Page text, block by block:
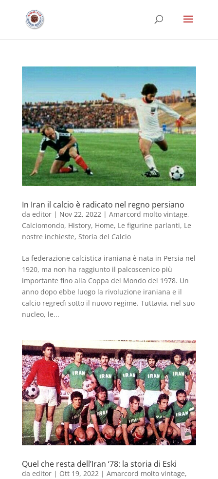
In Iran il calcio è radicato nel regno persiano
da editor| Nov 22, 2022| Amarcord molto vintage,
Calciomondo, History, Home, Le figurine parlanti, Le
nostre inchieste, Storia del Calcio
La federazione calcistica iraniana è nata in Persia nel
1920, ma non ha raggiunto il palcoscenico più
importante fino alla Coppa del Mondo del 1978. Un
anno dopo ebbe luogo la rivoluzione iraniana e il
calcio regredì sotto il nuovo regime. Tuttavia, nel suo
nucleo, le...
Quel che resta dell’Iran ‘78: la storia di Eski
da editor| Ott 19, 2022| Amarcord molto vintage,